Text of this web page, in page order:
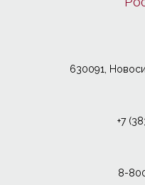
630091,
+7
8-